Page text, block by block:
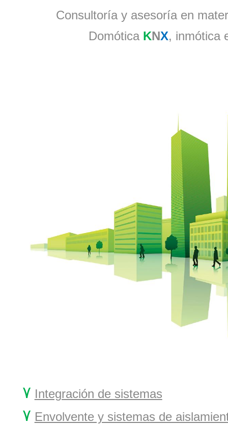
Consultoría y asesoría en
Domótica KNX, inmótica
۷ Integración de sistemas
۷ Envolvente y sistemas de